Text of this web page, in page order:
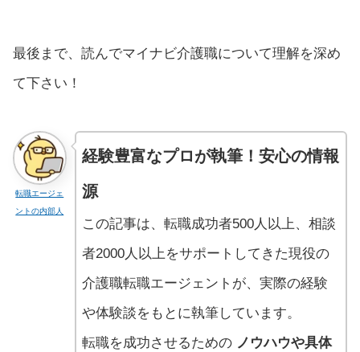
最後まで、読んでマイナビ介護職について理解を深め
て下さい！
転職エージェ
ントの内部人
経験豊富なプロが執筆！安心の情報
源
この記事は、転職成功者500人以上、相談
者2000人以上をサポートしてきた現役の
介護職転職エージェントが、実際の経験
や体験談をもとに執筆しています。
転職を成功させるための ノウハウや具体